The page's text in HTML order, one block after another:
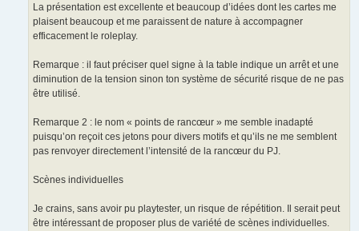
La présentation est excellente et beaucoup d’idées dont les cartes me
plaisent beaucoup et me paraissent de nature à accompagner
efficacement le roleplay.
Remarque : il faut préciser quel signe à la table indique un arrêt et une
diminution de la tension sinon ton système de sécurité risque de ne pas
être utilisé.
Remarque 2 : le nom « points de rancœur » me semble inadapté
puisqu’on reçoit ces jetons pour divers motifs et qu’ils ne me semblent
pas renvoyer directement l’intensité de la rancœur du PJ.
Scènes individuelles
Je crains, sans avoir pu playtester, un risque de répétition. Il serait peut
être intéressant de proposer plus de variété de scènes individuelles.